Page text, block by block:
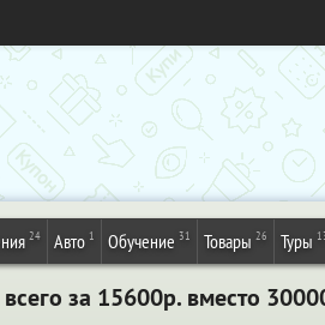
24 Авто 1 Обучение 31 Товары 26 Туры
за 15600р. вместо